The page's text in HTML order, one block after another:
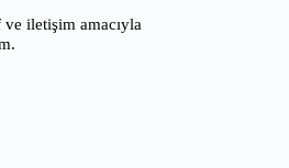
iletişim amacıyla